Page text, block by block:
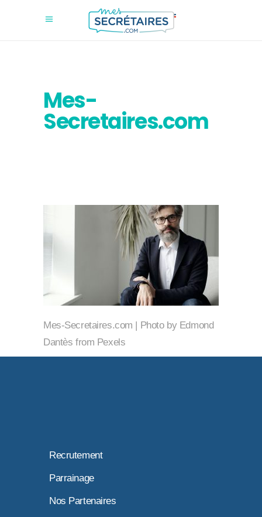
Mes-
Secretaires.com
Mes-Secretaires.com | Photo by Edmond
Dantès from Pexels
Recrutement
Parrainage
Nos Partenaires